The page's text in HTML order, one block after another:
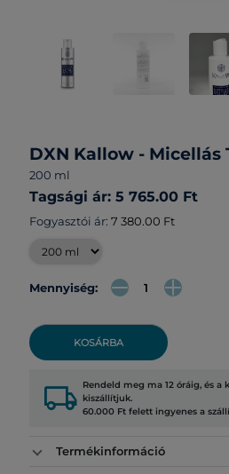
DXN Kallow - Micellás
200 ml
Tagsági ár: 5 765.00 Ft
Fogyasztói ár: 7 380.00 Ft
Mennyiség:
KOSÁRBA
local_shipping Rendeld meg ma 12 óráig, és a
kiszállítjuk.
60.000 Ft felett ingyenes a
Termékinformáció